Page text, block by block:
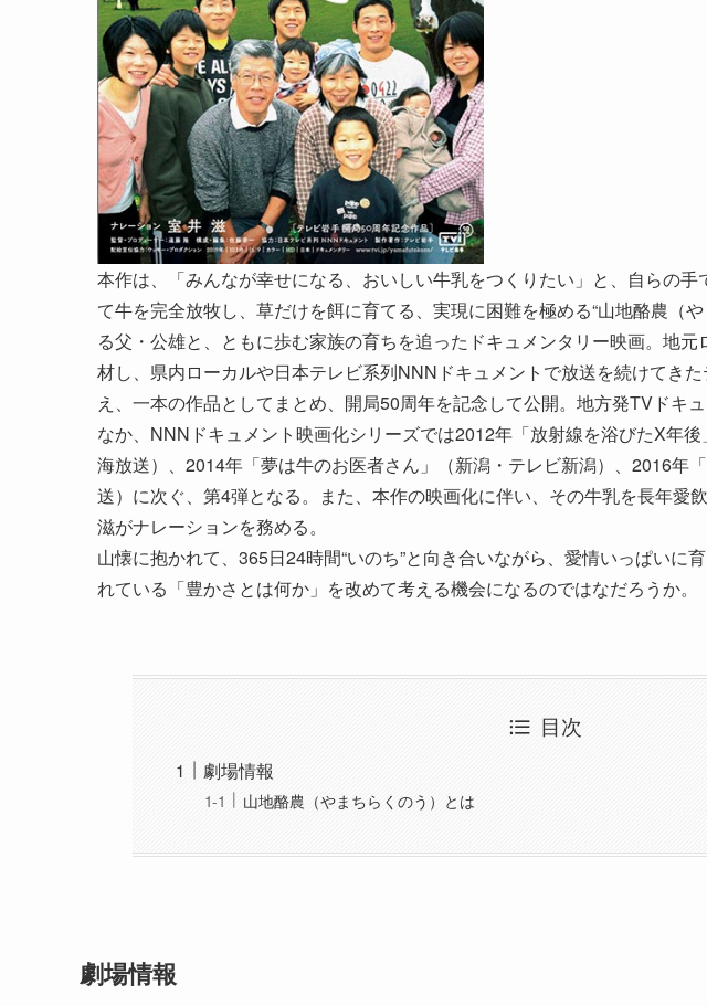
本作は、「みんなが幸せになる、おいしい牛乳をつくりたい」と、自らの
て牛を完全放牧し、草だけを餌に育てる、実現に困難を極める“山地酪農（
る父・公雄と、ともに歩む家族の育ちを追ったドキュメンタリー映画。地
材し、県内ローカルや日本テレビ系列NNNドキュメントで放送を続けてき
え、一本の作品としてまとめ、開局50周年を記念して公開。地方発TVドキ
なか、NNNドキュメント映画化シリーズでは2012年「放射線を浴びたX年
海放送）、2014年「夢は牛のお医者さん」（新潟・テレビ新潟）、2016年
送）に次ぐ、第4弾となる。また、本作の映画化に伴い、その牛乳を長年愛
滋がナレーションを務める。
山懐に抱かれて、365日24時間“いのち”と向き合いながら、愛情いっぱいに
れている「豊かさとは何か」を改めて考える機会になるのではなだろうか。
目次
劇場情報
山地酪農（やまちらくのう）とは
劇場情報